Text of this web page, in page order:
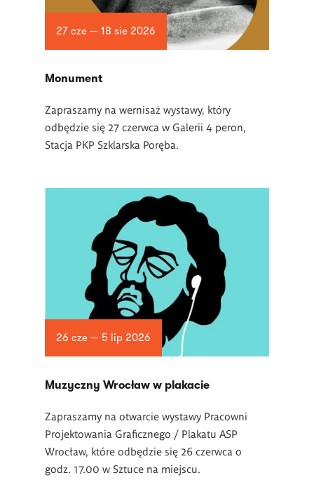
27 cze — 18 sie 2026
Monument
Zapraszamy na wernisaż wystawy, który
odbędzie się 27 czerwca w Galerii 4 peron,
Stacja PKP Szklarska Poręba.
26 cze — 5 lip 2026
Muzyczny Wrocław w plakacie
Zapraszamy na otwarcie wystawy Pracowni
Projektowania Graficznego / Plakatu ASP
Wrocław, które odbędzie się 26 czerwca o
godz. 17.00 w Sztuce na miejscu.